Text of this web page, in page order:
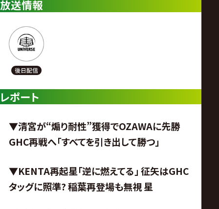
放送情報
レポート
▼清宮が“煽り耐性”獲得でOZAWAに先勝
GHC再戦へ「すべてを引き出して勝つ」
▼KENTA再起星「逆に燃えてる」 征矢はGHC
タッグに照準? 稲葉再登場も無視 星